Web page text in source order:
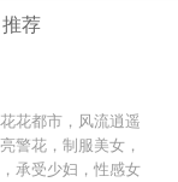
荐
花都市，风流逍遥
警花，制服美女，
承受少妇，性感女